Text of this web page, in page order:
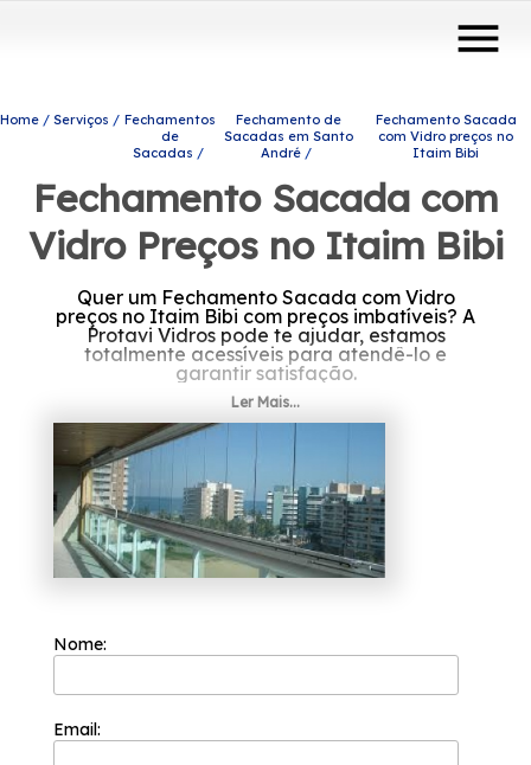
menu
Home Serviços
Fechamentos
de
Sacadas
Fechamento de
Sacadas em Santo
André
Fechamento Sacada
com Vidro preços no
Itaim Bibi
Fechamento Sacada com
Vidro Preços no Itaim Bibi
Quer um Fechamento Sacada com Vidro
preços no Itaim Bibi com preços imbatíveis? A
Protavi Vidros pode te ajudar, estamos
totalmente acessíveis para atendê-lo e
garantir satisfação.
Se está precisando de Fechamento Sacada
com Vidro preços no Itaim Bibi, Saiba que por
meio da Protavi Vidros você pode achar
produtos e serviços como o de box para
banheiros, envidraçamento de sacadas e
portas de vidro, entre outras alternativas que
são disponibilizadas para a sua necessidade.
Nossos profissionais estão prontos para
atendê-lo adequadamente, entre em
contato.
Ler Mais...
Nome:
Email: